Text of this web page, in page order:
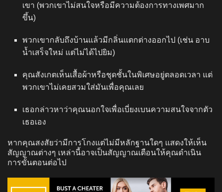
เขา (พวกเขาไม่สนใจหรือมีความต้องการทางเพศมาก
ขึ้น)
พวกเขากลับถึงบ้านแล้วมีกลิ่นแตกต่างออกไป (เช่น อาบ
น้ำเสร็จใหม่ แต่ไม่ได้ไปยิม)
คุณสังเกตเห็นเสื้อผ้าหรือชุดชั้นในพิเศษอยู่ตลอดเวลา แต่
พวกเขาไม่เคยสวมใส่มันเพื่อคุณเลย
เธอกล่าวหาว่าคุณนอกใจเพื่อเบี่ยงเบนความสนใจจากตัว
เธอเอง
หากคุณสงสัยว่ามีการโกงแต่ไม่มีหลักฐานใดๆ แสดงให้เห็น
สัญญาณต่างๆ เหล่านี้อาจเป็นสัญญาณเตือนให้คุณดำเนิน
การขั้นตอนต่อไป